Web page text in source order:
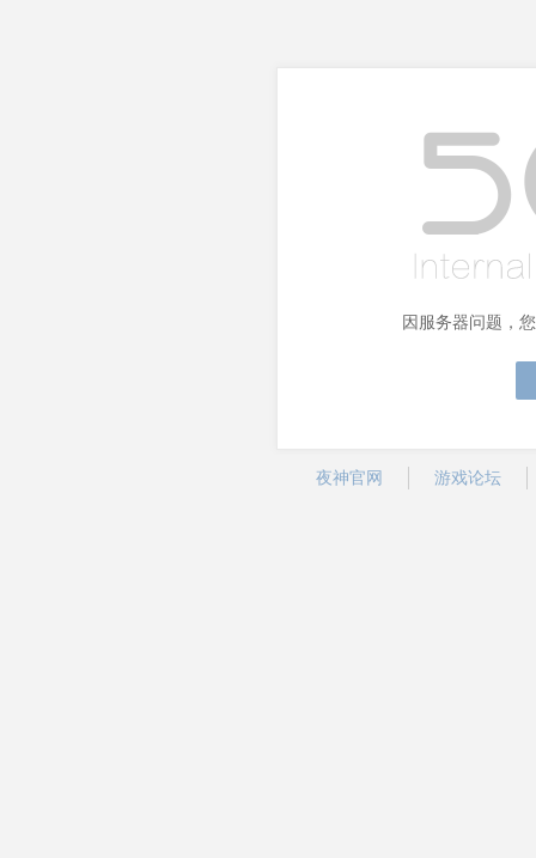
因服务器问题，
夜神官网 游戏论坛